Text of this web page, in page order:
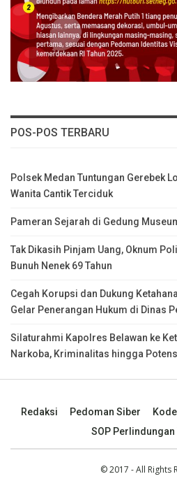
POS-POS TERBARU
Polsek Medan Tuntungan Gerebek
Wanita Cantik Terciduk
Pameran Sejarah di Gedung
Tak Dikasih Pinjam Uang, Oknum
Bunuh Nenek 69 Tahun
Cegah Korupsi dan Dukung
Gelar Penerangan Hukum di Dinas
Silaturahmi Kapolres Belawan ke
Narkoba, Kriminalitas hingga
Redaksi Pedoman Siber
SOP Perlindungan
© 2017 - All Rights